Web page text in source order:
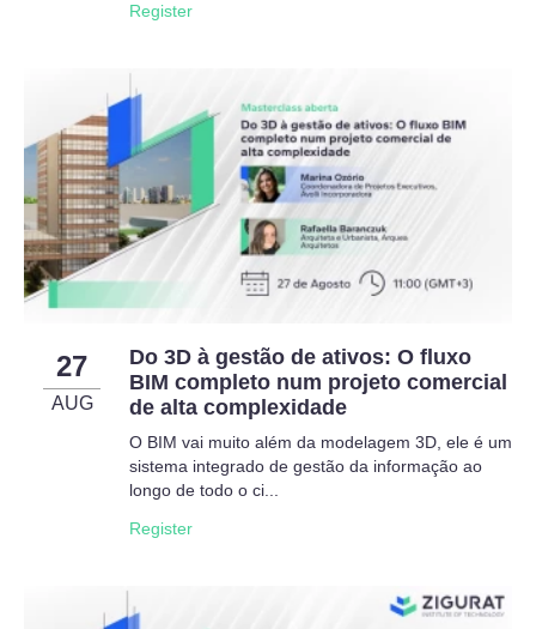
Register
27
AUG
Do 3D à gestão de ativos: O fluxo
BIM completo num projeto comercial
de alta complexidade
O BIM vai muito além da modelagem 3D, ele é um
sistema integrado de gestão da informação ao
longo de todo o ci...
Register